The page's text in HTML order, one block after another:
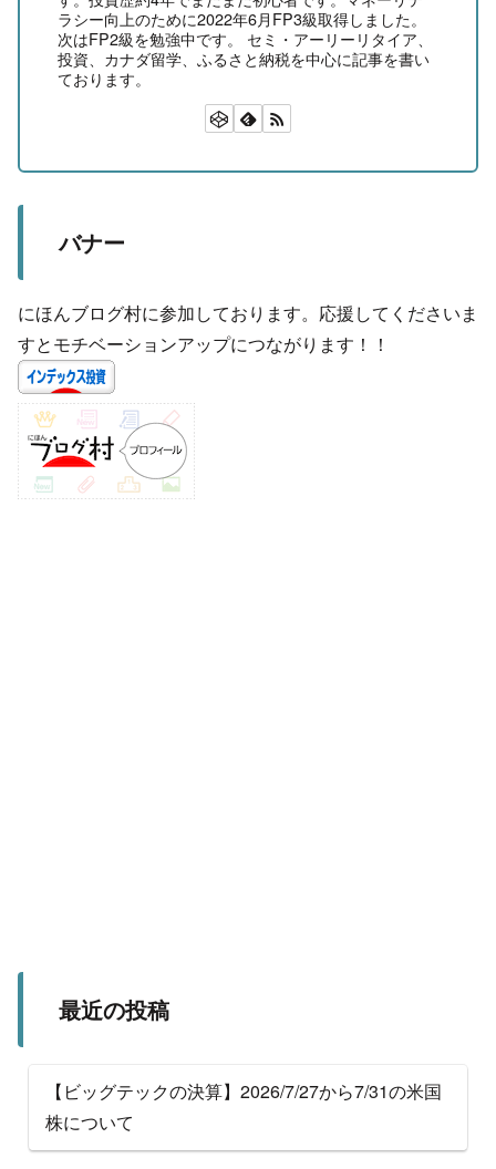
ラシー向上のために2022年6月FP3級取得しました。
次はFP2級を勉強中です。 セミ・アーリーリタイア、
投資、カナダ留学、ふるさと納税を中心に記事を書い
ております。
バナー
にほんブログ村に参加しております。応援してくださいま
すとモチベーションアップにつながります！！
最近の投稿
【ビッグテックの決算】2026/7/27から7/31の米国
株について